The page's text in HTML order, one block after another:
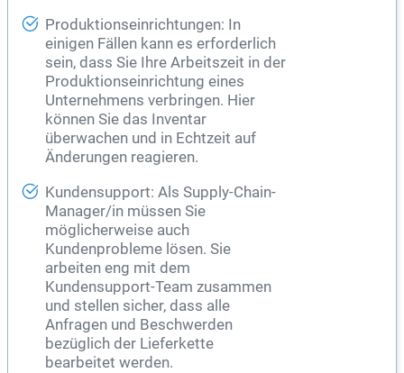
Produktionseinrichtungen: In
einigen Fällen kann es erforderlich
sein, dass Sie Ihre Arbeitszeit in der
Produktionseinrichtung eines
Unternehmens verbringen. Hier
können Sie das Inventar
überwachen und in Echtzeit auf
Änderungen reagieren.
Kundensupport: Als Supply-Chain-
Manager/in müssen Sie
möglicherweise auch
Kundenprobleme lösen. Sie
arbeiten eng mit dem
Kundensupport-Team zusammen
und stellen sicher, dass alle
Anfragen und Beschwerden
bezüglich der Lieferkette
bearbeitet werden.